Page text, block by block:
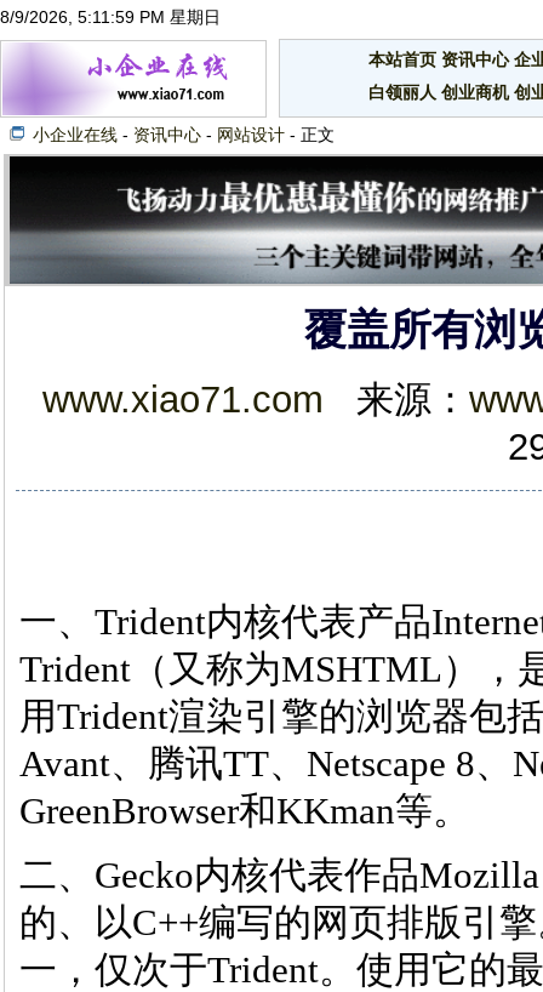
8/9/2026, 5:11:59 PM 星期日
本站首页 资讯中心 企
白领丽人 创业商机 创
小企业在线 - 资讯中心 - 网站设计 - 正文
覆盖所有浏
www.xiao71.com 来源：
一、Trident内核代表产品
Trident（又称为MSHTML），
用Trident渲染引擎的浏览器包
Avant、腾讯TT、Netscape 8、
GreenBrowser和KKman等。
二、Gecko内核代表作品
的、以C++编写的网页排版引
一，仅次于Trident。使用它的